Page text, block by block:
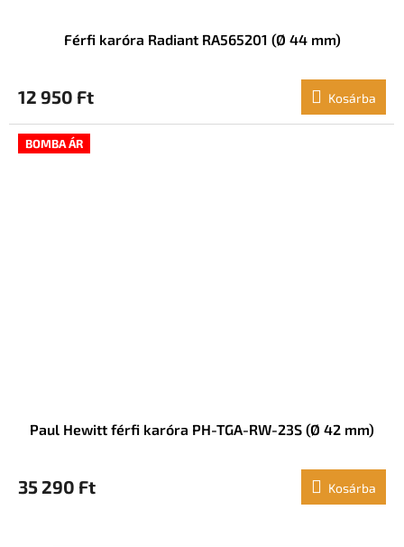
Férfi karóra Radiant RA565201 (Ø 44 mm)
12 950 Ft Kosárba
BOMBA ÁR
Paul Hewitt férfi karóra PH-TGA-RW-23S (Ø 42 mm)
35 290 Ft Kosárba